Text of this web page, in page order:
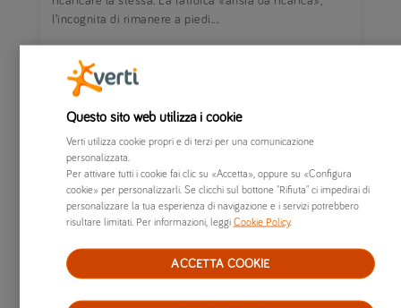
l’incognita di rimanere a piedi....
13/10/2021|MONDO VERTI
Questo sito web utilizza i cookie
Verti utilizza cookie propri e di terzi per una comunicazione
personalizzata.
Per attivare tutti i cookie fai clic su «Accetta», oppure su «Configura
cookie» per personalizzarli. Se clicchi sul bottone "Rifiuta" ci impedirai di
personalizzare la tua esperienza di navigazione e i servizi potrebbero
risultare limitati. Per informazioni, leggi Cookie Policy.
ACCETTA COOKIE